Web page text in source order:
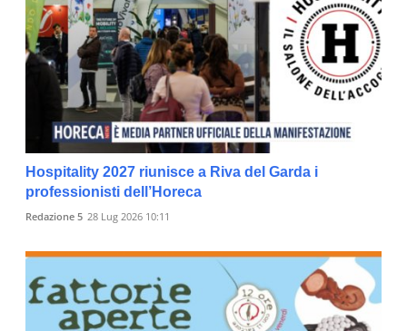
Hospitality 2027 riunisce a Riva del Garda i
professionisti dell’Horeca
Redazione 5 28 Lug 2026 10:11